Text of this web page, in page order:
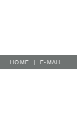
HOME | E-MAIL